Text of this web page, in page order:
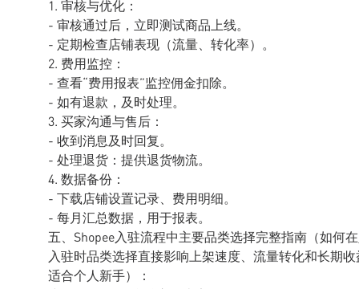
1. 审核与优化：
- 审核通过后，立即测试商品上线。
- 定期检查店铺表现（流量、转化率）。
2. 费用监控：
- 查看“费用报表”监控佣金扣除。
- 如有退款，及时处理。
3. 买家沟通与售后：
- 收到消息及时回复。
- 处理退货：提供退货物流。
4. 数据备份：
- 下载店铺设置记录、费用明细。
- 每月汇总数据，用于报表。
五、Shopee入驻流程中主要品类选择完整指南（如何
入驻时品类选择直接影响上架速度、流量转化和长期
适合个人新手）：